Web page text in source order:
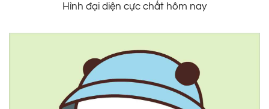
Hình đại diện cực chất hôm nay